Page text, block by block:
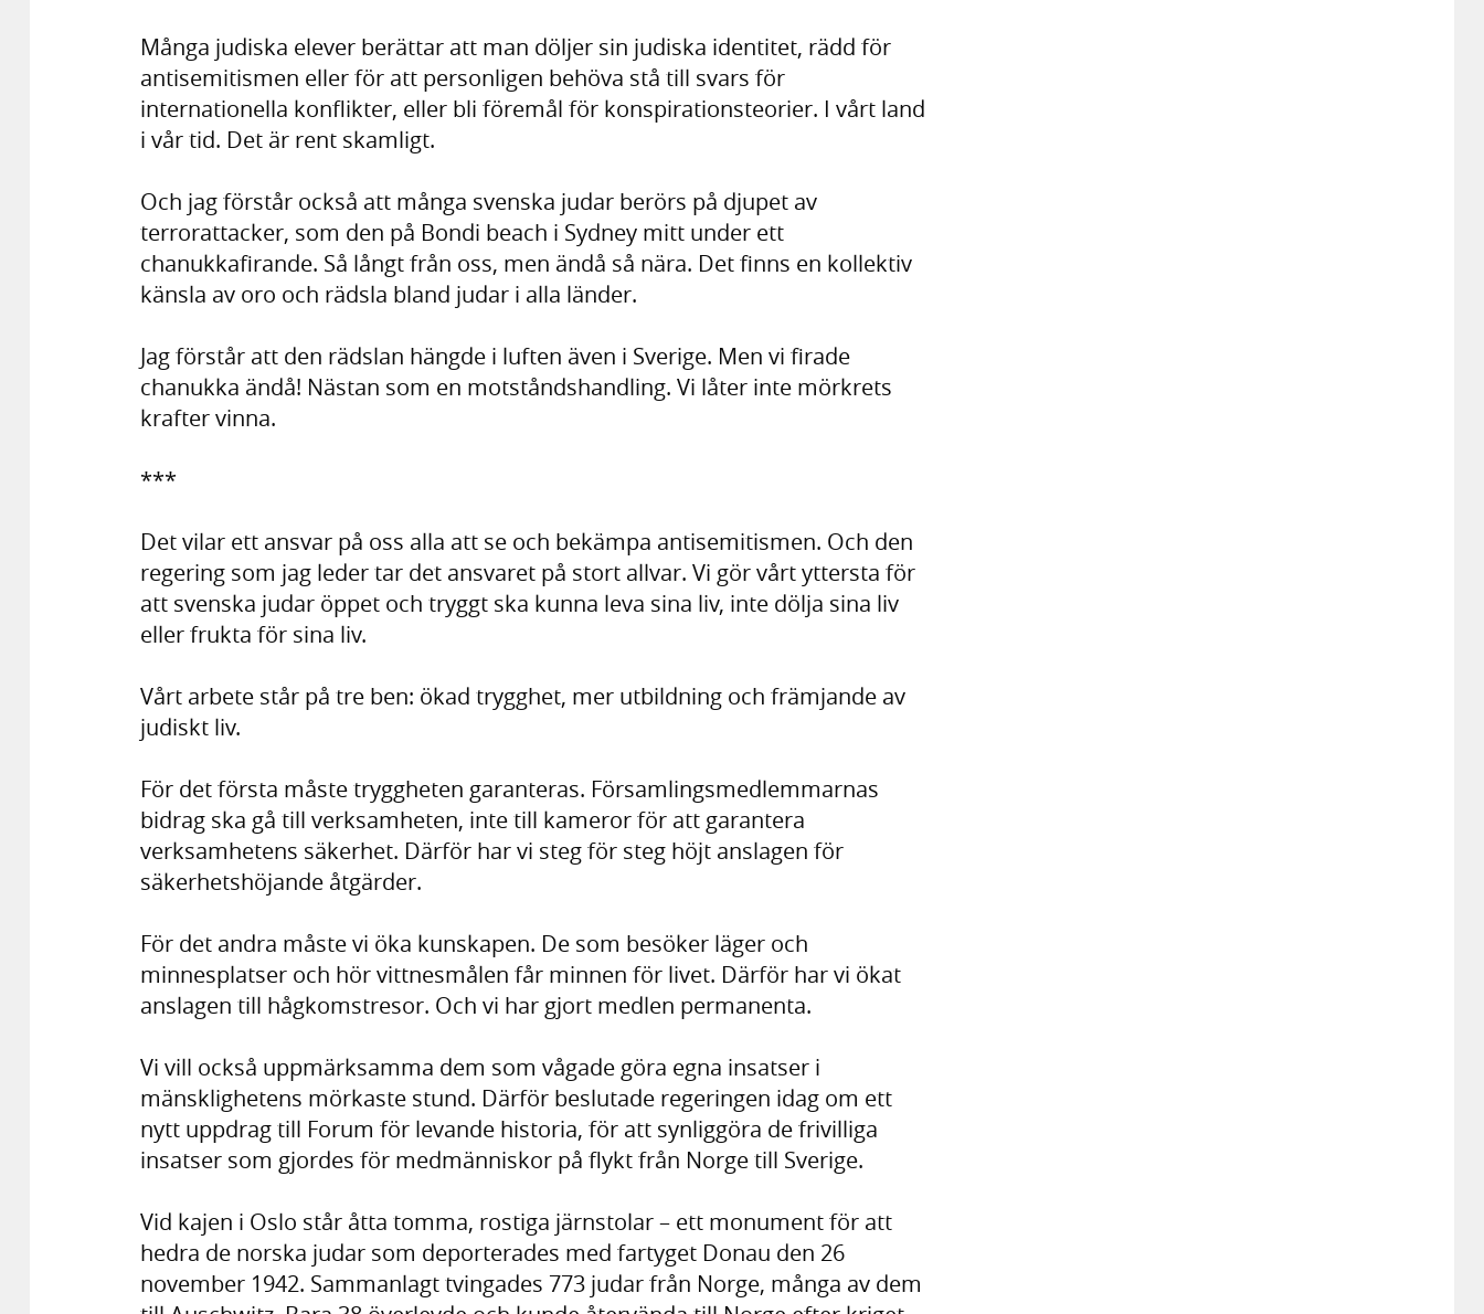
Många judiska elever berättar att man döljer sin judiska identitet, rädd för
antisemitismen eller för att personligen behöva stå till svars för
internationella konflikter, eller bli föremål för konspirationsteorier. I vårt land
i vår tid. Det är rent skamligt.
Och jag förstår också att många svenska judar berörs på djupet av
terrorattacker, som den på Bondi beach i Sydney mitt under ett
chanukkafirande. Så långt från oss, men ändå så nära. Det finns en kollektiv
känsla av oro och rädsla bland judar i alla länder.
Jag förstår att den rädslan hängde i luften även i Sverige. Men vi firade
chanukka ändå! Nästan som en motståndshandling. Vi låter inte mörkrets
krafter vinna.
***
Det vilar ett ansvar på oss alla att se och bekämpa antisemitismen. Och den
regering som jag leder tar det ansvaret på stort allvar. Vi gör vårt yttersta för
att svenska judar öppet och tryggt ska kunna leva sina liv, inte dölja sina liv
eller frukta för sina liv.
Vårt arbete står på tre ben: ökad trygghet, mer utbildning och främjande av
judiskt liv.
För det första måste tryggheten garanteras. Församlingsmedlemmarnas
bidrag ska gå till verksamheten, inte till kameror för att garantera
verksamhetens säkerhet. Därför har vi steg för steg höjt anslagen för
säkerhetshöjande åtgärder.
För det andra måste vi öka kunskapen. De som besöker läger och
minnesplatser och hör vittnesmålen får minnen för livet. Därför har vi ökat
anslagen till hågkomstresor. Och vi har gjort medlen permanenta.
Vi vill också uppmärksamma dem som vågade göra egna insatser i
mänsklighetens mörkaste stund. Därför beslutade regeringen idag om ett
nytt uppdrag till Forum för levande historia, för att synliggöra de frivilliga
insatser som gjordes för medmänniskor på flykt från Norge till Sverige.
Vid kajen i Oslo står åtta tomma, rostiga järnstolar – ett monument för att
hedra de norska judar som deporterades med fartyget Donau den 26
november 1942. Sammanlagt tvingades 773 judar från Norge, många av dem